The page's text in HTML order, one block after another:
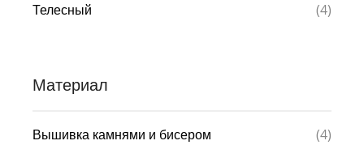
Телесный (4)
Материал
Вышивка камнями и бисером (4)